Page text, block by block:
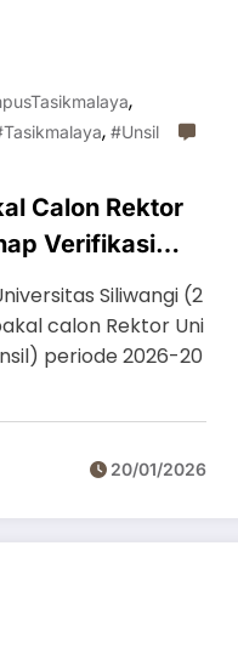
,
, #unsil
Calon Rektor
Verifikasi
Siliwangi (2
calon Rektor Uni
periode 2026-20
20/01/2026